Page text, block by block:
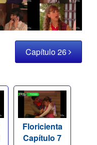
Capítulo 26
Floricienta
Capítulo 7